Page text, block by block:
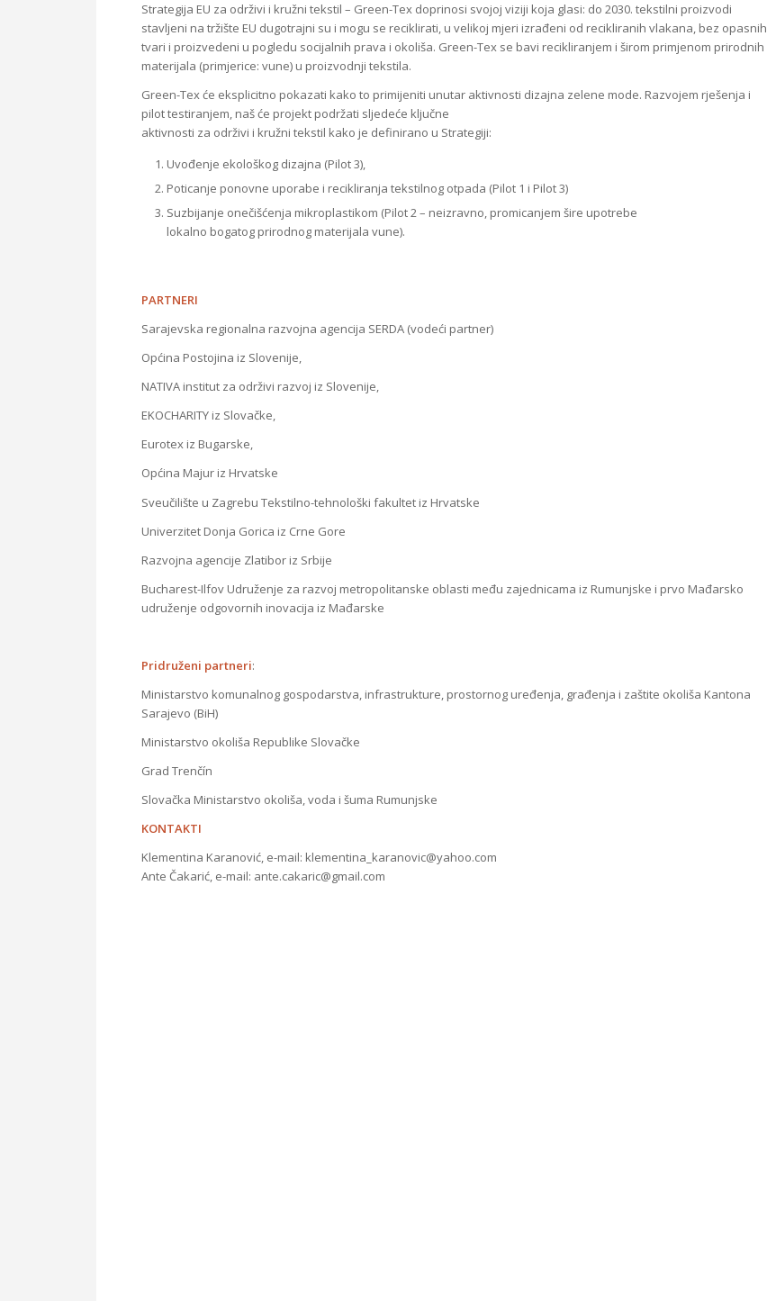
Strategija EU za održivi i kružni tekstil – Green-Tex doprinosi svojoj viziji koja glasi: do 2030. tekstilni proizvodi
stavljeni na tržište EU dugotrajni su i mogu se reciklirati, u velikoj mjeri izrađeni od recikliranih vlakana, bez opasnih
tvari i proizvedeni u pogledu socijalnih prava i okoliša. Green-Tex se bavi recikliranjem i širom primjenom prirodnih
materijala (primjerice: vune) u proizvodnji tekstila.
Green-Tex će eksplicitno pokazati kako to primijeniti unutar aktivnosti dizajna zelene mode. Razvojem rješenja i
pilot testiranjem, naš će projekt podržati sljedeće ključne
aktivnosti za održivi i kružni tekstil kako je definirano u Strategiji:
Uvođenje ekološkog dizajna (Pilot 3),
Poticanje ponovne uporabe i recikliranja tekstilnog otpada (Pilot 1 i Pilot 3)
Suzbijanje onečišćenja mikroplastikom (Pilot 2 – neizravno, promicanjem šire upotrebe
lokalno bogatog prirodnog materijala vune).
PARTNERI
Sarajevska regionalna razvojna agencija SERDA (vodeći partner)
Općina Postojina iz Slovenije,
NATIVA institut za održivi razvoj iz Slovenije,
EKOCHARITY iz Slovačke,
Eurotex iz Bugarske,
Općina Majur iz Hrvatske
Sveučilište u Zagrebu Tekstilno-tehnološki fakultet iz Hrvatske
Univerzitet Donja Gorica iz Crne Gore
Razvojna agencije Zlatibor iz Srbije
Bucharest-Ilfov Udruženje za razvoj metropolitanske oblasti među zajednicama iz Rumunjske i prvo Mađarsko
udruženje odgovornih inovacija iz Mađarske
Pridruženi partneri:
Ministarstvo komunalnog gospodarstva, infrastrukture, prostornog uređenja, građenja i zaštite okoliša Kantona
Sarajevo (BiH)
Ministarstvo okoliša Republike Slovačke
Grad Trenčín
Slovačka Ministarstvo okoliša, voda i šuma Rumunjske
KONTAKTI
Klementina Karanović, e-mail: klementina_karanovic@yahoo.com
Ante Čakarić, e-mail: ante.cakaric@gmail.com